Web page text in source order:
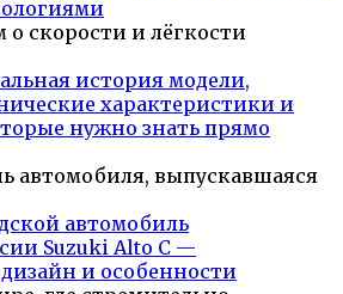
скорости и лёгкости
история модели,
характеристики и
нужно знать прямо
автомобиля, выпускавшаяся
автомобиль
Suzuki Alto C —
и особенности